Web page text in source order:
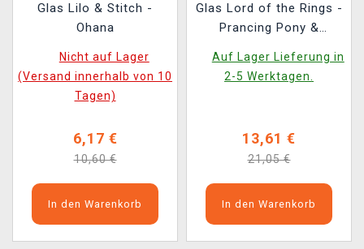
Glas Lilo & Stitch -
Ohana
Nicht auf Lager
(Versand innerhalb von 10
Tagen)
6,17 €
10,60 €
In den Warenkorb
Glas Lord of the Rings -
Prancing Pony &
Stck)
Auf Lager Lieferung in
2-5 Werktagen.
13,61 €
21,05 €
In den Warenkorb